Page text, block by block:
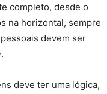
completo, desde o
na horizontal, sempre
devem ser
deve ter uma lógica,